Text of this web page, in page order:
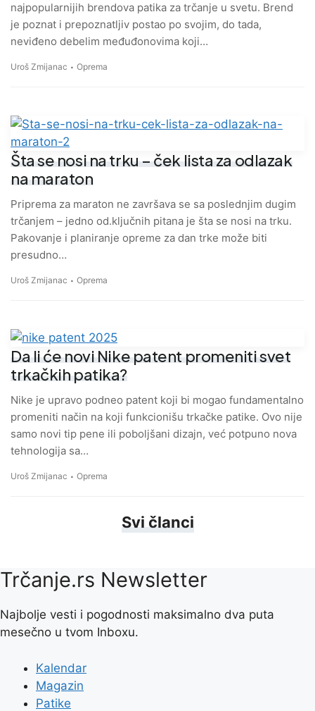
najpopularnijih brendova patika za trčanje u svetu. Brend
je poznat i prepoznatljiv postao po svojim, do tada,
neviđeno debelim međuđonovima koji…
Uroš Zmijanac Oprema
Šta se nosi na trku – ček lista za odlazak
na maraton
Priprema za maraton ne završava se sa poslednjim dugim
trčanjem – jedno od.ključnih pitana je šta se nosi na trku.
Pakovanje i planiranje opreme za dan trke može biti
presudno…
Uroš Zmijanac Oprema
Da li će novi Nike patent promeniti svet
trkačkih patika?
Nike je upravo podneo patent koji bi mogao fundamentalno
promeniti način na koji funkcionišu trkačke patike. Ovo nije
samo novi tip pene ili poboljšani dizajn, već potpuno nova
tehnologija sa…
Uroš Zmijanac Oprema
Svi članci
Trčanje.rs Newsletter
Najbolje vesti i pogodnosti maksimalno dva puta
mesečno u tvom Inboxu.
Kalendar
Magazin
Patike